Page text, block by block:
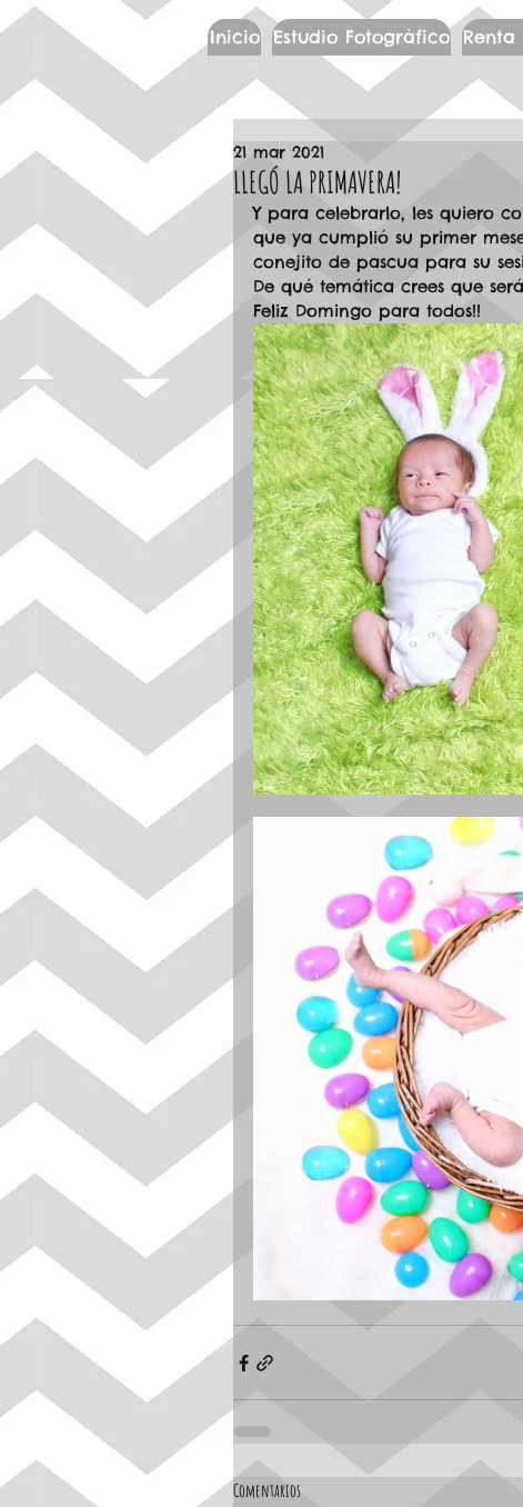
Inicio Estudio Fotogràfico Renta
LLEGÓ LA PRIMAVERA!
21 mar 2021
Y para celebrarlo, les quiero
que ya cumplió su primer
conejito de pascua para su
De qué temática crees que
Feliz Domingo para todos!!
Comentarios